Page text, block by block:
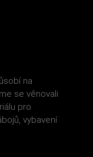
na
se věnovali
pro
vybavení